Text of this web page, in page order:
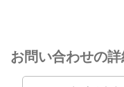
お問い合わせの